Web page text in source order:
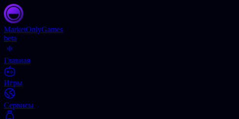
MarketOnlyGames
beta
Главная
Игры
Сервисы